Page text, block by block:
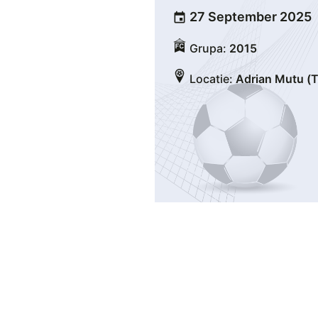
event 27 September 2025
Grupa: 2015
Locatie: Adrian Mutu